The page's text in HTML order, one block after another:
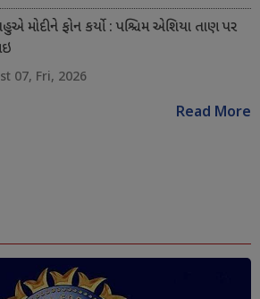
મોદીને ફોન કર્યો : પશ્ચિમ એશિયા તાણ પર
07, Fri, 2026
Read More